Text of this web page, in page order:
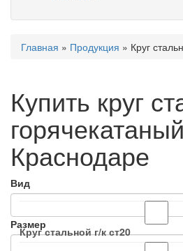
Вы
Главная » Продукция » Круг
Купить круг
Краснодаре
Вид
Круг стальной г/к ст20
Размер